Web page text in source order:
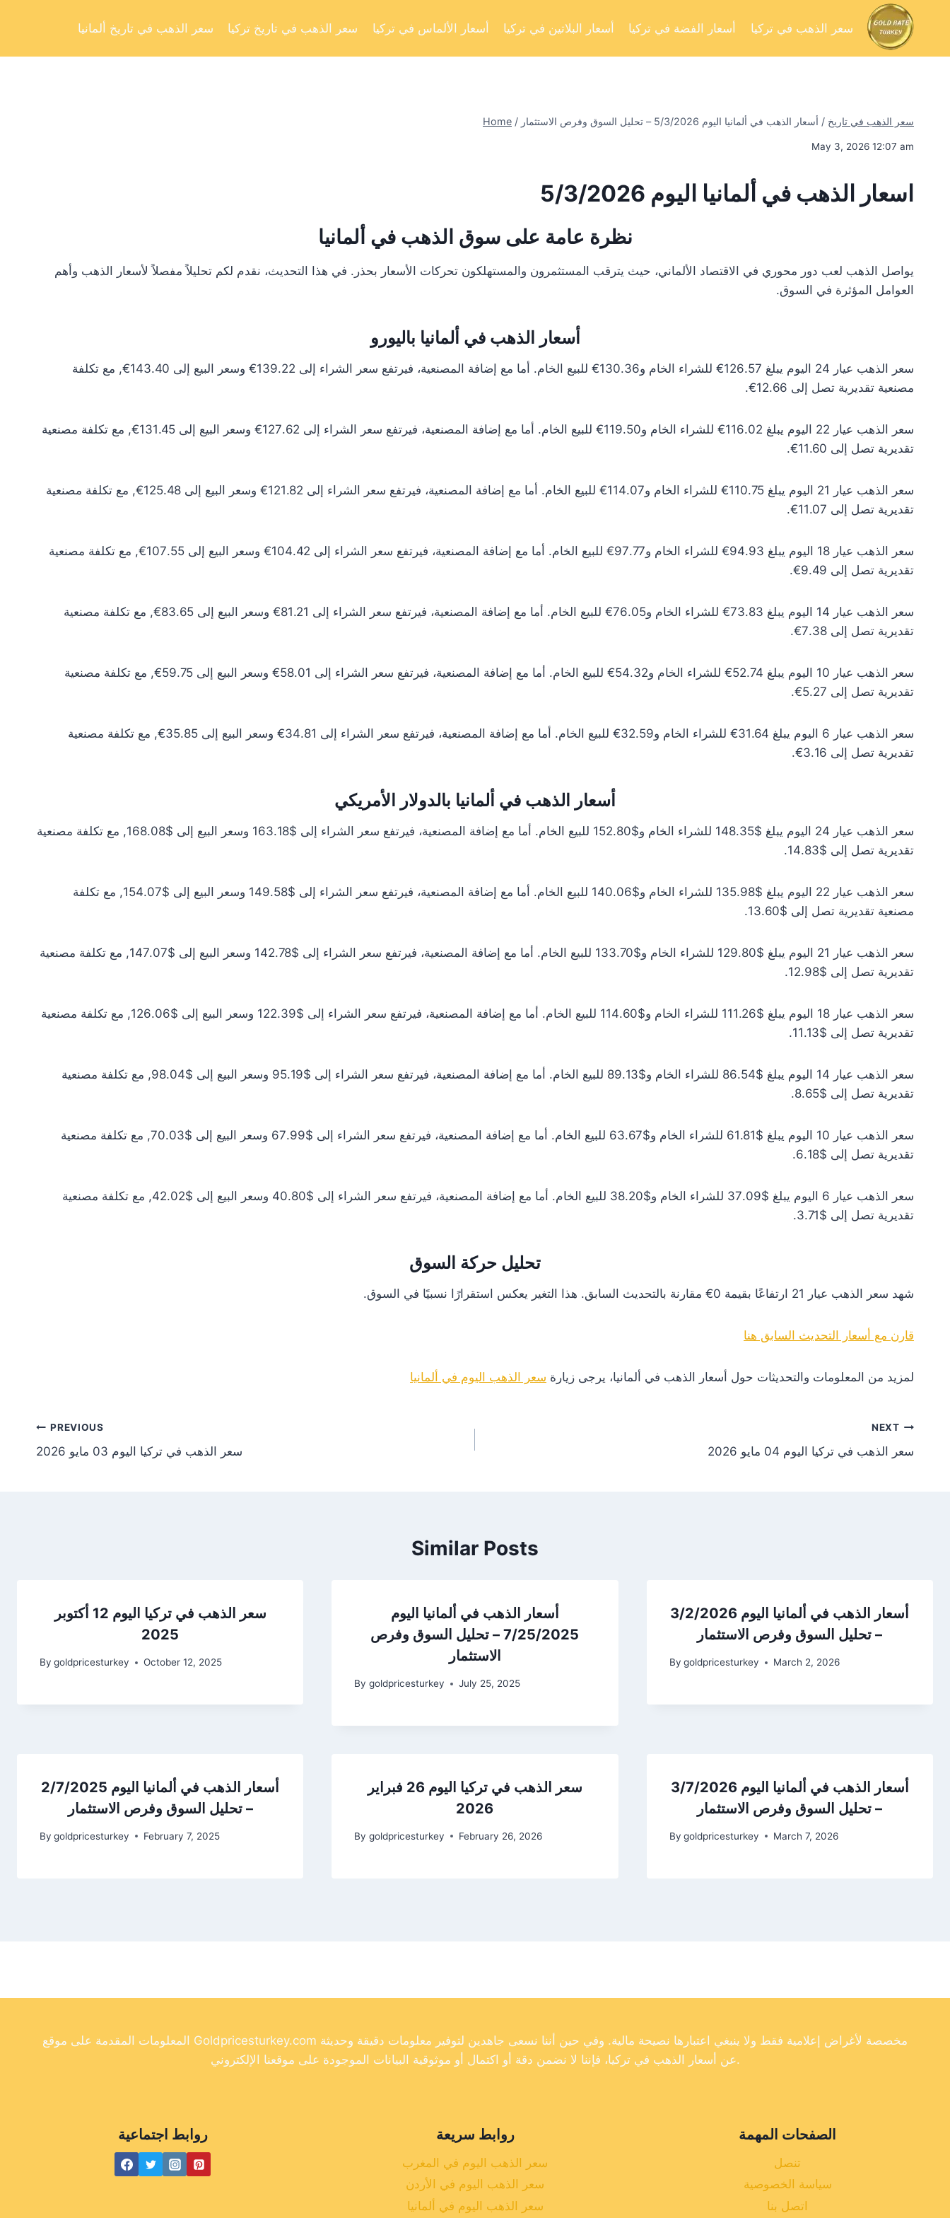
سعر الذهب في تاريخ ألمانيا سعر الذهب في تاريخ تركيا أسعار الألماس في تركيا أسعار البلاتين في تركيا أسعار الفضة في تركيا سعر الذهب في تركيا
Home / سعر الذهب في تاريخ / أسعار الذهب في ألمانيا اليوم 5/3/2026 – تحليل السوق وفرص الاستثمار
May 3, 2026 12:07 am
اسعار الذهب في ألمانيا اليوم 5/3/2026
نظرة عامة على سوق الذهب في ألمانيا
يواصل الذهب لعب دور محوري في الاقتصاد الألماني، حيث يترقب المستثمرون والمستهلكون تحركات الأسعار بحذر. في هذا التحديث، نقدم لكم تحليلاً مفصلاً لأسعار الذهب وأهم
العوامل المؤثرة في السوق.
أسعار الذهب في ألمانيا باليورو
سعر الذهب عيار 24 اليوم يبلغ 126.57€ للشراء الخام و130.36€ للبيع الخام. أما مع إضافة المصنعية، فيرتفع سعر الشراء إلى 139.22€ وسعر البيع إلى 143.40€, مع تكلفة
مصنعية تقديرية تصل إلى 12.66€.
سعر الذهب عيار 22 اليوم يبلغ 116.02€ للشراء الخام و119.50€ للبيع الخام. أما مع إضافة المصنعية، فيرتفع سعر الشراء إلى 127.62€ وسعر البيع إلى 131.45€, مع تكلفة مصنعية
تقديرية تصل إلى 11.60€.
سعر الذهب عيار 21 اليوم يبلغ 110.75€ للشراء الخام و114.07€ للبيع الخام. أما مع إضافة المصنعية، فيرتفع سعر الشراء إلى 121.82€ وسعر البيع إلى 125.48€, مع تكلفة مصنعية
تقديرية تصل إلى 11.07€.
سعر الذهب عيار 18 اليوم يبلغ 94.93€ للشراء الخام و97.77€ للبيع الخام. أما مع إضافة المصنعية، فيرتفع سعر الشراء إلى 104.42€ وسعر البيع إلى 107.55€, مع تكلفة مصنعية
تقديرية تصل إلى 9.49€.
سعر الذهب عيار 14 اليوم يبلغ 73.83€ للشراء الخام و76.05€ للبيع الخام. أما مع إضافة المصنعية، فيرتفع سعر الشراء إلى 81.21€ وسعر البيع إلى 83.65€, مع تكلفة مصنعية
تقديرية تصل إلى 7.38€.
سعر الذهب عيار 10 اليوم يبلغ 52.74€ للشراء الخام و54.32€ للبيع الخام. أما مع إضافة المصنعية، فيرتفع سعر الشراء إلى 58.01€ وسعر البيع إلى 59.75€, مع تكلفة مصنعية
تقديرية تصل إلى 5.27€.
سعر الذهب عيار 6 اليوم يبلغ 31.64€ للشراء الخام و32.59€ للبيع الخام. أما مع إضافة المصنعية، فيرتفع سعر الشراء إلى 34.81€ وسعر البيع إلى 35.85€, مع تكلفة مصنعية
تقديرية تصل إلى 3.16€.
أسعار الذهب في ألمانيا بالدولار الأمريكي
سعر الذهب عيار 24 اليوم يبلغ $148.35 للشراء الخام و$152.80 للبيع الخام. أما مع إضافة المصنعية، فيرتفع سعر الشراء إلى $163.18 وسعر البيع إلى $168.08, مع تكلفة مصنعية
تقديرية تصل إلى $14.83.
سعر الذهب عيار 22 اليوم يبلغ $135.98 للشراء الخام و$140.06 للبيع الخام. أما مع إضافة المصنعية، فيرتفع سعر الشراء إلى $149.58 وسعر البيع إلى $154.07, مع تكلفة
مصنعية تقديرية تصل إلى $13.60.
سعر الذهب عيار 21 اليوم يبلغ $129.80 للشراء الخام و$133.70 للبيع الخام. أما مع إضافة المصنعية، فيرتفع سعر الشراء إلى $142.78 وسعر البيع إلى $147.07, مع تكلفة مصنعية
تقديرية تصل إلى $12.98.
سعر الذهب عيار 18 اليوم يبلغ $111.26 للشراء الخام و$114.60 للبيع الخام. أما مع إضافة المصنعية، فيرتفع سعر الشراء إلى $122.39 وسعر البيع إلى $126.06, مع تكلفة مصنعية
تقديرية تصل إلى $11.13.
سعر الذهب عيار 14 اليوم يبلغ $86.54 للشراء الخام و$89.13 للبيع الخام. أما مع إضافة المصنعية، فيرتفع سعر الشراء إلى $95.19 وسعر البيع إلى $98.04, مع تكلفة مصنعية
تقديرية تصل إلى $8.65.
سعر الذهب عيار 10 اليوم يبلغ $61.81 للشراء الخام و$63.67 للبيع الخام. أما مع إضافة المصنعية، فيرتفع سعر الشراء إلى $67.99 وسعر البيع إلى $70.03, مع تكلفة مصنعية
تقديرية تصل إلى $6.18.
سعر الذهب عيار 6 اليوم يبلغ $37.09 للشراء الخام و$38.20 للبيع الخام. أما مع إضافة المصنعية، فيرتفع سعر الشراء إلى $40.80 وسعر البيع إلى $42.02, مع تكلفة مصنعية
تقديرية تصل إلى $3.71.
تحليل حركة السوق
شهد سعر الذهب عيار 21 ارتفاعًا بقيمة 0€ مقارنة بالتحديث السابق. هذا التغير يعكس استقرارًا نسبيًا في السوق.
قارن مع أسعار التحديث السابق هنا
لمزيد من المعلومات والتحديثات حول أسعار الذهب في ألمانيا، يرجى زيارة سعر الذهب اليوم في ألمانيا
PREVIOUS
سعر الذهب في تركيا اليوم 03 مايو 2026
NEXT
سعر الذهب في تركيا اليوم 04 مايو 2026
Similar Posts
سعر الذهب في تركيا اليوم 12 أكتوبر
2025
By goldpricesturkey October 12, 2025
أسعار الذهب في ألمانيا اليوم
7/25/2025 – تحليل السوق وفرص
الاستثمار
By goldpricesturkey July 25, 2025
أسعار الذهب في ألمانيا اليوم 3/2/2026
– تحليل السوق وفرص الاستثمار
By goldpricesturkey March 2, 2026
أسعار الذهب في ألمانيا اليوم 2/7/2025
– تحليل السوق وفرص الاستثمار
By goldpricesturkey February 7, 2025
سعر الذهب في تركيا اليوم 26 فبراير
2026
By goldpricesturkey February 26, 2026
أسعار الذهب في ألمانيا اليوم 3/7/2026
– تحليل السوق وفرص الاستثمار
By goldpricesturkey March 7, 2026
المعلومات المقدمة على موقع Goldpricesturkey.com مخصصة لأغراض إعلامية فقط ولا ينبغي اعتبارها نصيحة مالية. وفي حين أننا نسعى جاهدين لتوفير معلومات دقيقة وحديثة
عن أسعار الذهب في تركيا، فإننا لا نضمن دقة أو اكتمال أو موثوقية البيانات الموجودة على موقعنا الإلكتروني.
روابط اجتماعية روابط سريعة
سعر الذهب اليوم في المغرب
سعر الذهب اليوم في الأردن
سعر الذهب اليوم في ألمانيا
الصفحات المهمة
تنصل
سياسة الخصوصية
اتصل بنا